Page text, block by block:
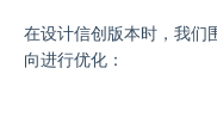
在设计信创版本时，我们
向进行优化：